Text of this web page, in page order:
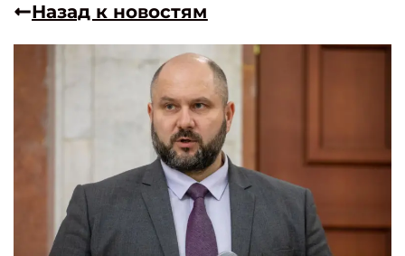
Назад к новостям